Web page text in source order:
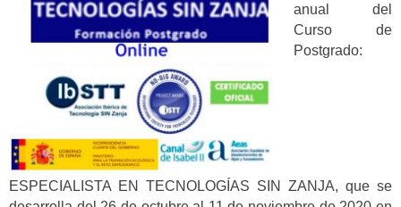
anual del
Curso de
Postgrado:
ESPECIALISTA EN TECNOLOGÍAS SIN ZANJA, que se